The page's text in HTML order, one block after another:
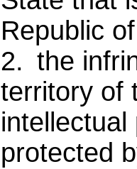
Republic
2. the
territory of
protected